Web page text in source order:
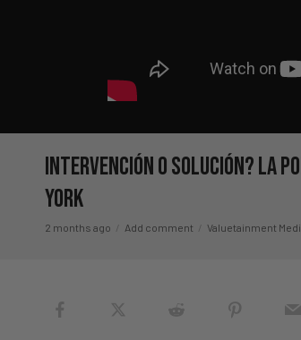
Intervención o solución? La
York
2 months ago Add comment Valuetainment